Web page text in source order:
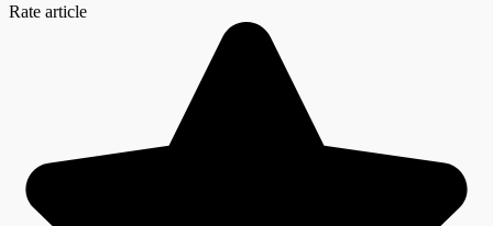
Rate article